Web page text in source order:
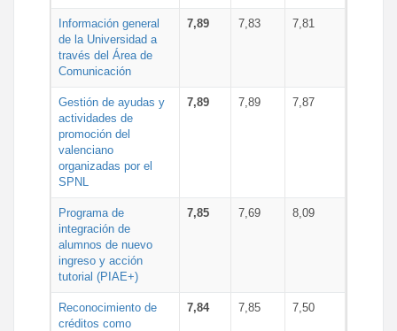
Información general
de la Universidad a
través del Área de
Comunicación
7,89 7,83 7,81
Gestión de ayudas y
actividades de
promoción del
valenciano
organizadas por el
SPNL
7,89 7,89 7,87
Programa de
integración de
alumnos de nuevo
ingreso y acción
tutorial (PIAE+)
7,85 7,69 8,09
Reconocimiento de
créditos como
7,84 7,85 7,50